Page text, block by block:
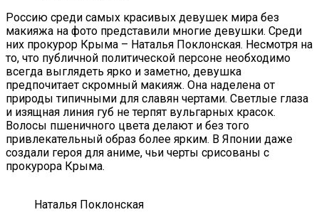
Россию среди самых красивых девушек мира без
макияжа на фото представили многие девушки. Среди
них прокурор Крыма – Наталья Поклонская. Несмотря на
то, что публичной политической персоне необходимо
всегда выглядеть ярко и заметно, девушка
предпочитает скромный макияж. Она наделена от
природы типичными для славян чертами. Светлые глаза
и изящная линия губ не терпят вульгарных красок.
Волосы пшеничного цвета делают и без того
привлекательный образ более ярким. В Японии даже
создали героя для аниме, чьи черты срисованы с
прокурора Крыма.
Наталья Поклонская